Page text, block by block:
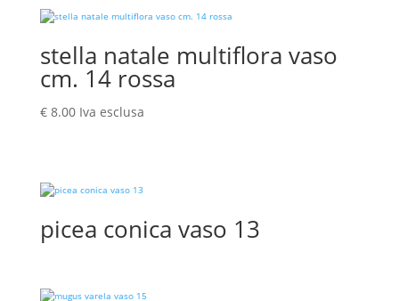
stella natale multiflora vaso
cm. 14 rossa
€8.00 Iva esclusa
picea conica vaso 13